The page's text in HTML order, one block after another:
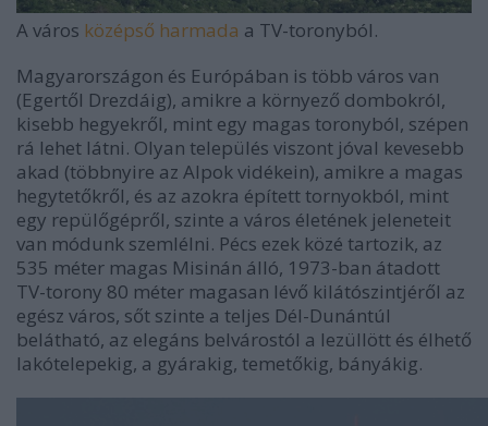
A város középső harmada a TV-toronyból.
Magyarországon és Európában is több város van
(Egertől Drezdáig), amikre a környező dombokról,
kisebb hegyekről, mint egy magas toronyból, szépen
rá lehet látni. Olyan település viszont jóval kevesebb
akad (többnyire az Alpok vidékein), amikre a magas
hegytetőkről, és az azokra épített tornyokból, mint
egy repülőgépről, szinte a város életének jeleneteit
van módunk szemlélni. Pécs ezek közé tartozik, az
535 méter magas Misinán álló, 1973-ban átadott
TV-torony 80 méter magasan lévő kilátószintjéről az
egész város, sőt szinte a teljes Dél-Dunántúl
belátható, az elegáns belvárostól a lezüllött és élhető
lakótelepekig, a gyárakig, temetőkig, bányákig.